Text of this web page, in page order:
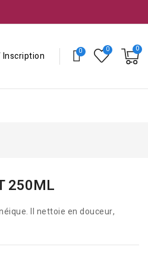
Inscription
250ML
Il nettoie en douceur,